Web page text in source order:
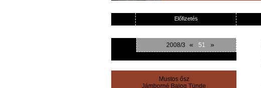
Előfizetés
2008/3 « 51 »
Mustos ősz
Jámborné Balog Tünde